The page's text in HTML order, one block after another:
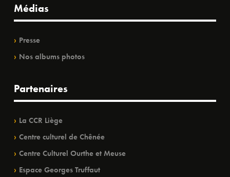
Médias
Presse
Nos albums photos
Partenaires
La CCR Liège
Centre culturel de Chênée
Centre Culturel Ourthe et Meuse
Espace Georges Truffaut